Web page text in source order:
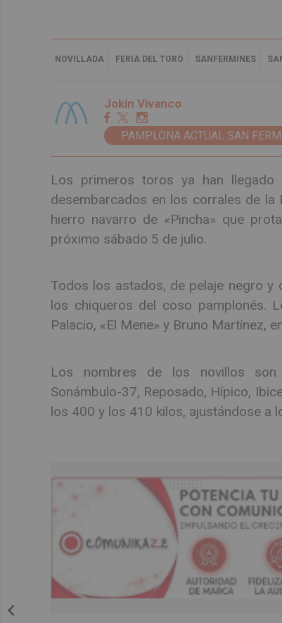
NOVILLADA FERIA DEL TORO SANFERMINES
Jokin Vivanco
PAMPLONA ACTUAL SAN
Los primeros toros ya han llegado
desembarcados en los corrales de
hierro navarro de «Pincha» que
próximo sábado 5 de julio.
Todos los astados, de pelaje negro y
los chiqueros del coso pamplonés.
Palacio, «El Mene» y Bruno Martínez,
Los nombres de los novillos son
Sonámbulo-37, Reposado, Hípico,
los 400 y los 410 kilos, ajustándose a